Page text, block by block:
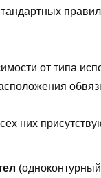
от типа
них